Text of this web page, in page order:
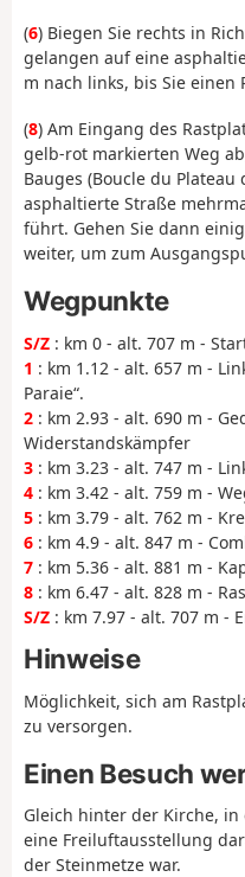
(6) Biegen Sie rechts in
gelangen auf eine
m nach links, bis Sie einen
(8) Am Eingang des
gelb-rot markierten Weg
Bauges (Boucle du
asphaltierte Straße
führt. Gehen Sie dann
weiter, um zum
Wegpunkte
S/Z : km 0 - alt. 707 m -
1 : km 1.12 - alt. 657 m -
Paraie“.
2 : km 2.93 - alt. 690 m -
Widerstandskämpfer
3 : km 3.23 - alt. 747 m -
4 : km 3.42 - alt. 759 m -
5 : km 3.79 - alt. 762 m -
6 : km 4.9 - alt. 847 m -
7 : km 5.36 - alt. 881 m -
8 : km 6.47 - alt. 828 m -
S/Z : km 7.97 - alt. 707 m -
Hinweise
Möglichkeit, sich am
zu versorgen.
Einen Besuch
Gleich hinter der Kirche,
eine Freiluftausstellung
der Steinmetze war.